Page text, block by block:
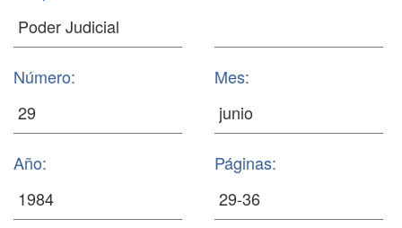
Número: Mes:
Año: Páginas: